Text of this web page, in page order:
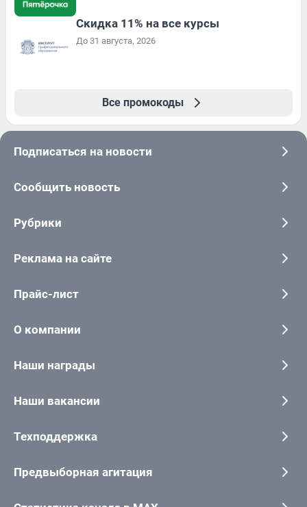
Скидка 11% на все курсы
До 31 августа, 2026
Все промокоды
Подписаться на новости
Сообщить новость
Рубрики
Реклама на сайте
Прайс-лист
О компании
Наши награды
Наши вакансии
Техподдержка
Предвыборная агитация